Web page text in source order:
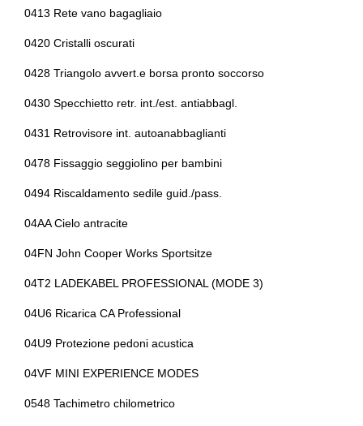
Regolatore di velocità - cruise control
Sedili anteriori sportivi
Sensori di parcheggio
Sensori di pioggia
Sistema di chiamata d'emergenza
Sistema di navigazione
Sistema di riconoscimento stanchezza guidatore
Sospensioni
Specchietti retrovisori elettrici
Start & stop
Tappetini
Usb
Volante in pelle
Impianto di navigazione
Indicatore pressione pneumatici
Interni in eco-pelle
Interni in tessuto
Interni personalizzazione colori
Kit emergenza
Maniglie delle portiere integrate nella carrozzeria
Mini charging card
Mini interaction unit
Personal esim
Personalizzazioni linea e stile
Porta usb
0413 Rete vano bagagliaio
0420 Cristalli oscurati
0428 Triangolo avvert.e borsa pronto soccorso
0430 Specchietto retr. int./est. antiabbagl.
0431 Retrovisore int. autoanabbaglianti
0478 Fissaggio seggiolino per bambini
0494 Riscaldamento sedile guid./pass.
04AA Cielo antracite
04FN John Cooper Works Sportsitze
04T2 LADEKABEL PROFESSIONAL (MODE 3)
04U6 Ricarica CA Professional
04U9 Protezione pedoni acustica
04VF MINI EXPERIENCE MODES
0548 Tachimetro chilometrico